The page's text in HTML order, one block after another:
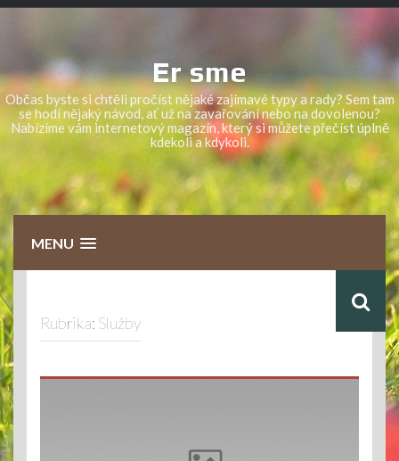
Skip
Er sme
Občas byste si chtěli pročíst nějaké zajímavé typy a rady? Sem tam
se hodí nějaký návod, ať už na zavařování nebo na dovolenou?
Nabízíme vám internetový magazín, který si můžete přečíst úplně
kdekoli a kdykoli.
MENU
Rubrika: Služby